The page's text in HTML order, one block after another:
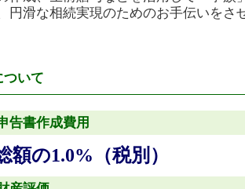
円滑な相続実現のためのお手伝いをさ
ついて
告書作成費用
額の1.0%（税別）